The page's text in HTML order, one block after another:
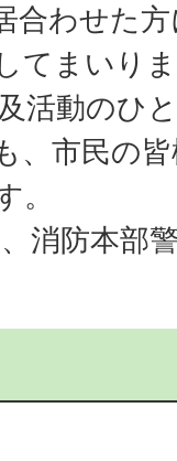
合わせた
てまいり
活動のひ
、市民の
。
消防本部